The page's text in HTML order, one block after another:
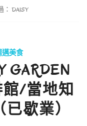
： DAISY
邁美食
GARDEN
/當地知
歇業）